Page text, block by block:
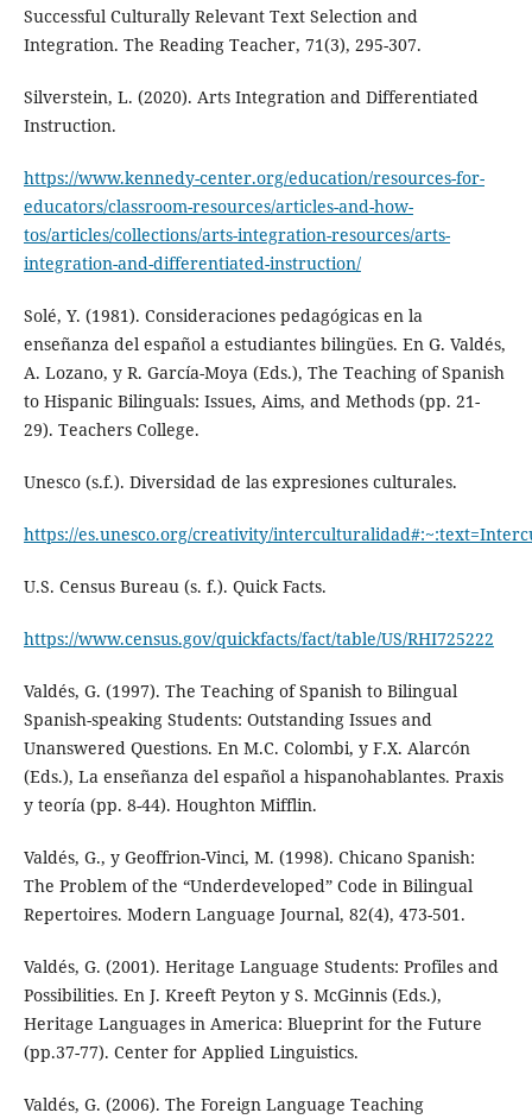
Successful Culturally Relevant Text Selection and
Integration. The Reading Teacher, 71(3), 295-307.
Silverstein, L. (2020). Arts Integration and Differentiated
Instruction.
https://www.kennedy-center.org/education/resources-for-
educators/classroom-resources/articles-and-how-
tos/articles/collections/arts-integration-resources/arts-
integration-and-differentiated-instruction/
Solé, Y. (1981). Consideraciones pedagógicas en la
enseñanza del español a estudiantes bilingües. En G. Valdés,
A. Lozano, y R. García-Moya (Eds.), The Teaching of Spanish
to Hispanic Bilinguals: Issues, Aims, and Methods (pp. 21-
29). Teachers College.
Unesco (s.f.). Diversidad de las expresiones culturales.
https://es.unesco.org/creativity/
U.S. Census Bureau (s. f.). Quick Facts.
https://www.census.gov/quickfacts/fact/table/US/RHI725222
Valdés, G. (1997). The Teaching of Spanish to Bilingual
Spanish-speaking Students: Outstanding Issues and
Unanswered Questions. En M.C. Colombi, y F.X. Alarcón
(Eds.), La enseñanza del español a hispanohablantes. Praxis
y teoría (pp. 8-44). Houghton Mifflin.
Valdés, G., y Geoffrion-Vinci, M. (1998). Chicano Spanish:
The Problem of the “Underdeveloped” Code in Bilingual
Repertoires. Modern Language Journal, 82(4), 473-501.
Valdés, G. (2001). Heritage Language Students: Profiles and
Possibilities. En J. Kreeft Peyton y S. McGinnis (Eds.),
Heritage Languages in America: Blueprint for the Future
(pp.37-77). Center for Applied Linguistics.
Valdés, G. (2006). The Foreign Language Teaching